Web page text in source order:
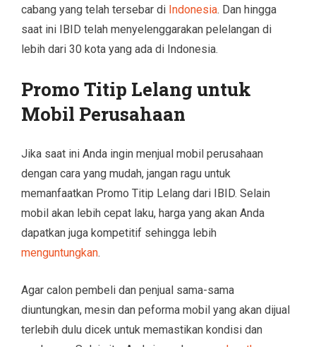
cabang yang telah tersebar di Indonesia. Dan hingga
saat ini IBID telah menyelenggarakan pelelangan di
lebih dari 30 kota yang ada di Indonesia.
Promo Titip Lelang untuk
Mobil Perusahaan
Jika saat ini Anda ingin menjual mobil perusahaan
dengan cara yang mudah, jangan ragu untuk
memanfaatkan Promo Titip Lelang dari IBID. Selain
mobil akan lebih cepat laku, harga yang akan Anda
dapatkan juga kompetitif sehingga lebih
menguntungkan.
Agar calon pembeli dan penjual sama-sama
diuntungkan, mesin dan peforma mobil yang akan dijual
terlebih dulu dicek untuk memastikan kondisi dan